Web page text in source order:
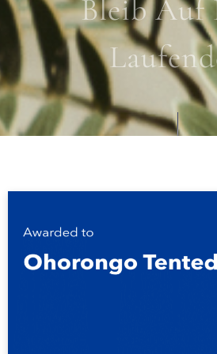
Bleib Auf